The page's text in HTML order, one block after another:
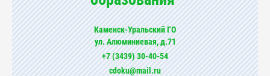
Каменск-Уральский ГО
ул. Алюминиевая, д.71
+7 (3439) 30-40-54
cdoku@mail.ru